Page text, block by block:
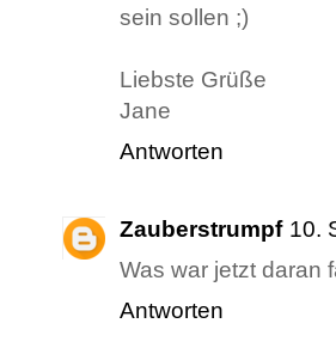
sein sollen ;)
Liebste Grüße
Jane
Antworten
Zauberstrumpf 10.
Was war jetzt daran
Antworten